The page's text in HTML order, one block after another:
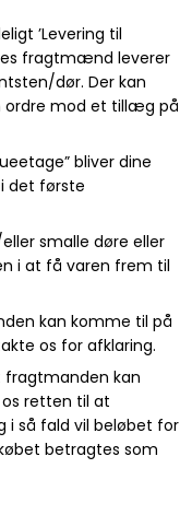
’Levering til
fragtmænd leverer
dør. Der kan
ordre mod et tillæg på
bliver dine
det første
smalle døre eller
i at få varen frem til
kan komme til på
os for afklaring.
fragtmanden kan
retten til at
i så fald vil beløbet for
betragtes som